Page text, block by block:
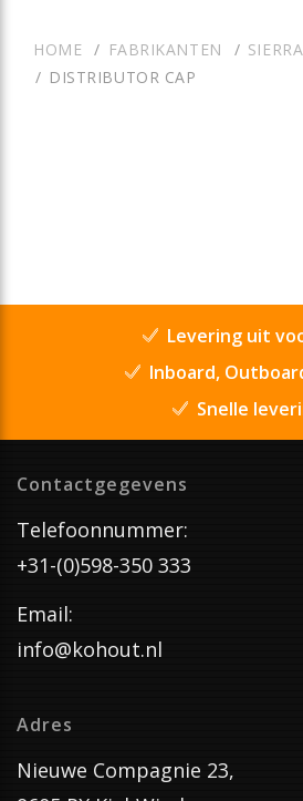
HOME FABRIKANTEN
SIERRA
DISTRIBUTOR CAP
Levering uit
Inboard,
Snelle
Contactgegevens
Telefoonnummer:
+31-(0)598-350 333
Email:
info@kohout.nl
Adres
Nieuwe Compagnie 23,